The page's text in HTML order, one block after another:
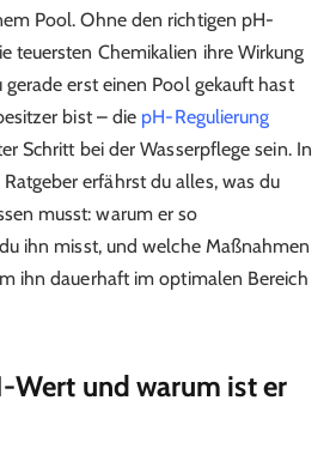
Pool. Ohne den richtigen pH-
teuersten Chemikalien ihre Wirkung
erst einen Pool gekauft hast
bist – die pH-Regulierung
Schritt bei der Wasserpflege sein. In
erfährst du alles, was du
musst: warum er so
ihn misst, und welche Maßnahmen
ihn dauerhaft im optimalen Bereich
Wert und warum ist er